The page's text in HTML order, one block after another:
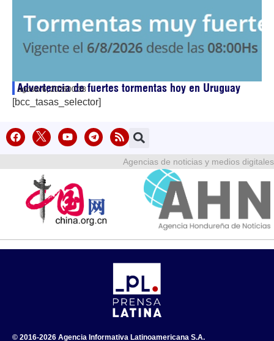
Advertencia de fuertes tormentas hoy en Uruguay
agosto 6, 202600:38
[bcc_tasas_selector]
Agencias de noticias y medios digitales
© 2016-2026 Agencia Informativa Latinoamericana S.A.